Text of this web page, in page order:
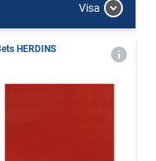
Visa
HERDINS